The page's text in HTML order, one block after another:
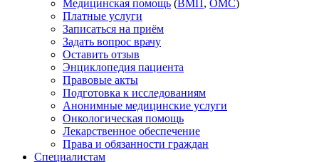
Медицинская помощь (ВМП, ОМС)
Платные услуги
Записаться на приём
Задать вопрос врачу
Оставить отзыв
Энциклопедия пациента
Правовые акты
Подготовка к исследованиям
Анонимные медицинские услуги
Онкологическая помощь
Лекарственное обеспечение
Права и обязанности граждан
Специалистам